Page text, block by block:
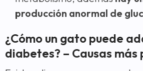
producción anormal de
¿Cómo un gato puede
diabetes? – Causas más